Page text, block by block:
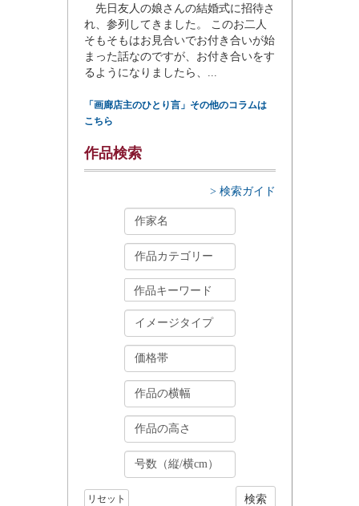
先日友人の娘さんの結婚式に招待さ
れ、参列してきました。 このお二人
そもそもはお見合いでお付き合いが始
まった話なのですが、お付き合いをす
るようになりましたら、...
「画廊店主のひとり言」その他のコラムは
こちら
作品検索
> 検索ガイド
リセット